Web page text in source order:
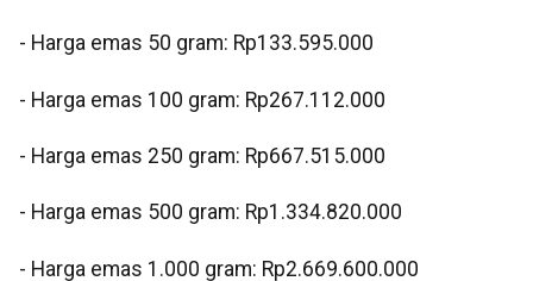
‎- Harga emas 50 gram: Rp133.595.000
‎- Harga emas 100 gram: Rp267.112.000
‎- Harga emas 250 gram: Rp667.515.000
‎- Harga emas 500 gram: Rp1.334.820.000
‎- Harga emas 1.000 gram: Rp2.669.600.000